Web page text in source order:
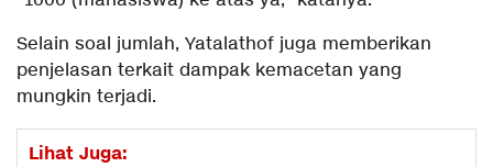
Selain soal jumlah, Yatalathof juga memberikan
penjelasan terkait dampak kemacetan yang
mungkin terjadi.
Lihat Juga: